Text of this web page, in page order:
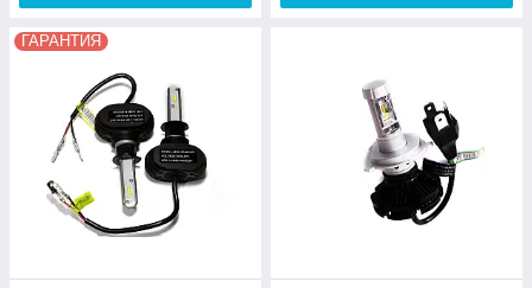
ГАРАНТИЯ